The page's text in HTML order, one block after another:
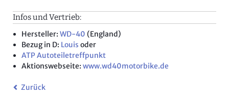
Infos und Vertrieb:
Hersteller:WD-40 (England)
Bezug in D: Louis oder
ATP Autoteiletreffpunkt
Aktionswebseite:www.wd40motorbike.de
Zurück